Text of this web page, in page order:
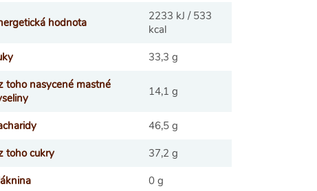
hodnota
2233 kJ / 533
kcal
33,3 g
toho nasycené mastné
14,1 g
46,5 g
toho cukry
37,2 g
0 g